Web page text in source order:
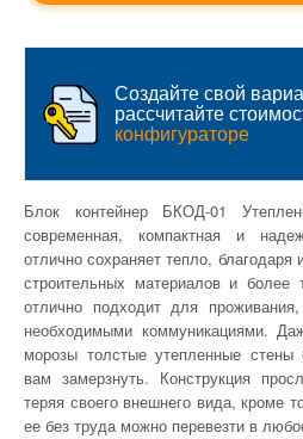
Создайте свой
рассчитайте
конфигураторе
Блок контейнер БКОД-01
современная, компактная и
отлично сохраняет тепло,
строительных материалов и более
отлично подходит для
необходимыми коммуникациями.
морозы толстые утепленные стены
вам замерзнуть. Конструкция
теряя своего внешнего вида, кроме
ее без труда можно перевезти в